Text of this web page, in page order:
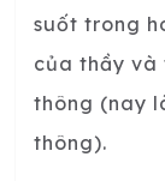
suốt trong
của thầy và
thông (nay
thông).